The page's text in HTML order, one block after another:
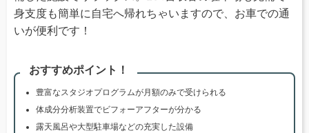
身支度も簡単に自宅へ帰れちゃいますので、お車での通
いが便利です！
おすすめポイント！
豊富なスタジオプログラムが月額のみで受けられる
体成分分析装置でビフォーアフターが分かる
露天風呂や大型駐車場などの充実した設備